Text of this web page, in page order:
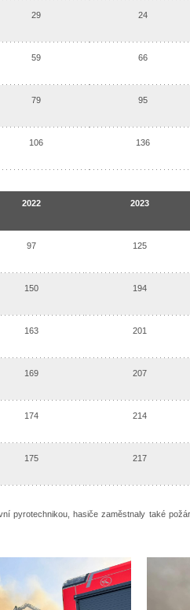
29 24
59 66
79 95
106 136
2022 2023
97 125
150 194
163 201
169 207
174 214
175 217
pyrotechnikou, hasiče zaměstnaly také